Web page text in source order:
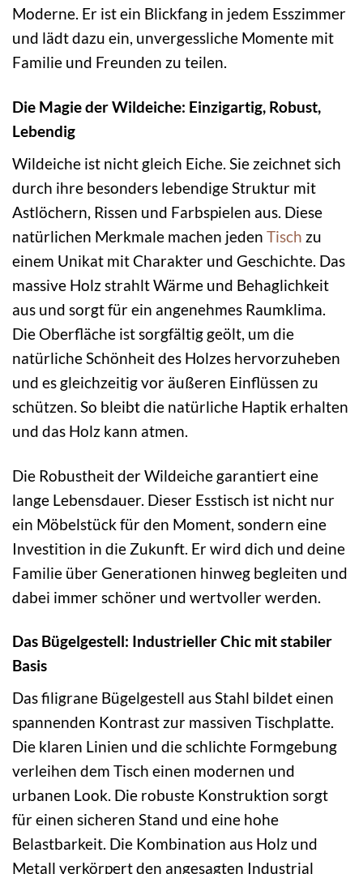
Moderne. Er ist ein Blickfang in jedem Esszimmer
und lädt dazu ein, unvergessliche Momente mit
Familie und Freunden zu teilen.
Die Magie der Wildeiche: Einzigartig, Robust,
Lebendig
Wildeiche ist nicht gleich Eiche. Sie zeichnet sich
durch ihre besonders lebendige Struktur mit
Astlöchern, Rissen und Farbspielen aus. Diese
natürlichen Merkmale machen jeden Tisch zu
einem Unikat mit Charakter und Geschichte. Das
massive Holz strahlt Wärme und Behaglichkeit
aus und sorgt für ein angenehmes Raumklima.
Die Oberfläche ist sorgfältig geölt, um die
natürliche Schönheit des Holzes hervorzuheben
und es gleichzeitig vor äußeren Einflüssen zu
schützen. So bleibt die natürliche Haptik erhalten
und das Holz kann atmen.
Die Robustheit der Wildeiche garantiert eine
lange Lebensdauer. Dieser Esstisch ist nicht nur
ein Möbelstück für den Moment, sondern eine
Investition in die Zukunft. Er wird dich und deine
Familie über Generationen hinweg begleiten und
dabei immer schöner und wertvoller werden.
Das Bügelgestell: Industrieller Chic mit stabiler
Basis
Das filigrane Bügelgestell aus Stahl bildet einen
spannenden Kontrast zur massiven Tischplatte.
Die klaren Linien und die schlichte Formgebung
verleihen dem Tisch einen modernen und
urbanen Look. Die robuste Konstruktion sorgt
für einen sicheren Stand und eine hohe
Belastbarkeit. Die Kombination aus Holz und
Metall verkörpert den angesagten Industrial